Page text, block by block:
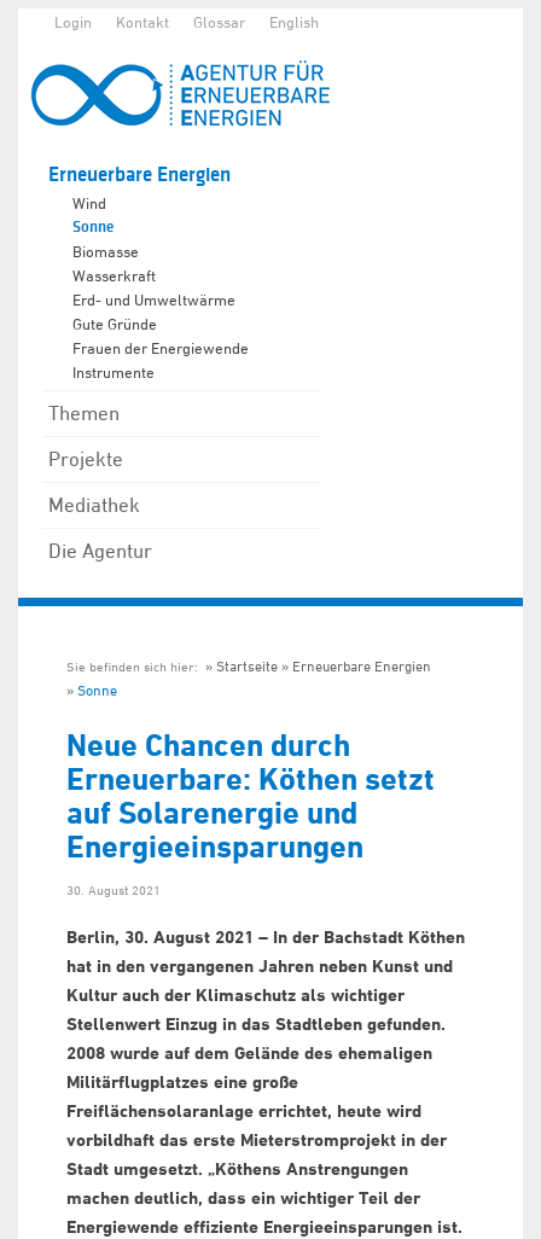
Login Kontakt Glossar English
Erneuerbare Energien
Wind
Sonne
Biomasse
Wasserkraft
Erd- und Umweltwärme
Gute Gründe
Frauen der Energiewende
Instrumente
Themen
Projekte
Mediathek
Die Agentur
Sie befinden sich hier: Startseite
Erneuerbare Energien
Sonne
Neue Chancen durch
Erneuerbare: Köthen setzt
auf Solarenergie und
Energieeinsparungen
30. August 2021
Berlin, 30. August 2021 – In der Bachstadt Köthen
hat in den vergangenen Jahren neben Kunst und
Kultur auch der Klimaschutz als wichtiger
Stellenwert Einzug in das Stadtleben gefunden.
2008 wurde auf dem Gelände des ehemaligen
Militärflugplatzes eine große
Freiflächensolaranlage errichtet, heute wird
vorbildhaft das erste Mieterstromprojekt in der
Stadt umgesetzt. „Köthens Anstrengungen
machen deutlich, dass ein wichtiger Teil der
Energiewende effiziente Energieeinsparungen ist.